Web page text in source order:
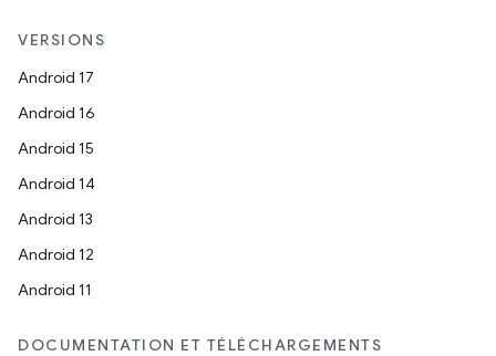
VERSIONS
Android 17
Android 16
Android 15
Android 14
Android 13
Android 12
Android 11
DOCUMENTATION ET TÉLÉCHARGEMENTS